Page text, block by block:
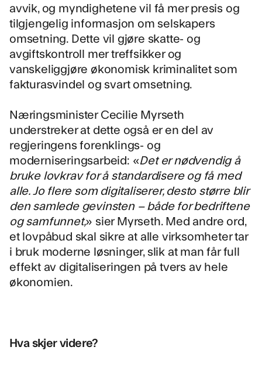
avvik, og myndighetene vil få mer presis og
tilgjengelig informasjon om selskapers
omsetning. Dette vil gjøre skatte- og
avgiftskontroll mer treffsikker og
vanskeliggjøre økonomisk kriminalitet som
fakturasvindel og svart omsetning.
Næringsminister Cecilie Myrseth
understreker at dette også er en del av
regjeringens forenklings- og
moderniseringsarbeid: «Det er nødvendig å
bruke lovkrav for å standardisere og få med
alle. Jo flere som digitaliserer, desto større blir
den samlede gevinsten – både for bedriftene
og samfunnet,» sier Myrseth. Med andre ord,
et lovpåbud skal sikre at alle virksomheter tar
i bruk moderne løsninger, slik at man får full
effekt av digitaliseringen på tvers av hele
økonomien.
Hva skjer videre?